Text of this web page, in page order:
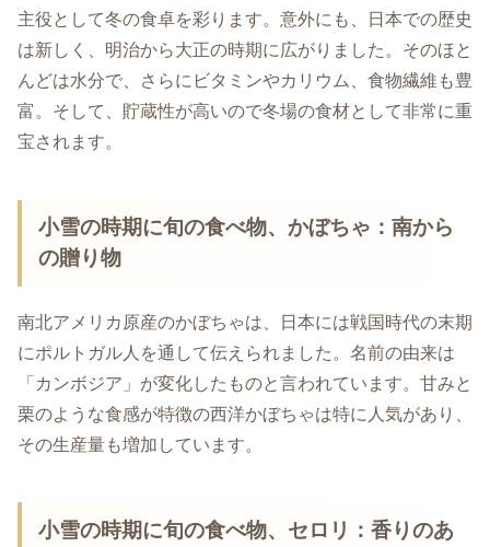
主役として冬の食卓を彩ります。意外にも、日本での歴史
は新しく、明治から大正の時期に広がりました。そのほと
んどは水分で、さらにビタミンやカリウム、食物繊維も豊
富。そして、貯蔵性が高いので冬場の食材として非常に重
宝されます。
小雪の時期に旬の食べ物、かぼちゃ：南から
の贈り物
南北アメリカ原産のかぼちゃは、日本には戦国時代の末期
にポルトガル人を通して伝えられました。名前の由来は
「カンボジア」が変化したものと言われています。甘みと
栗のような食感が特徴の西洋かぼちゃは特に人気があり、
その生産量も増加しています。
小雪の時期に旬の食べ物、セロリ：香りのあ